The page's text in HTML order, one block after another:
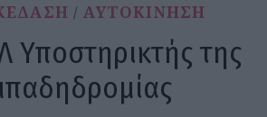
ΑΥΤΟΚΙΝΗΣΗ
Υποστηρικτής της